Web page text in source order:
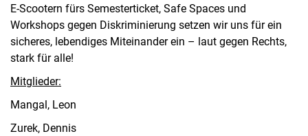
E-Scootern fürs Semesterticket, Safe Spaces und
Workshops gegen Diskriminierung setzen wir uns für ein
sicheres, lebendiges Miteinander ein – laut gegen Rechts,
stark für alle!
Mitglieder:
Mangal, Leon
Zurek, Dennis